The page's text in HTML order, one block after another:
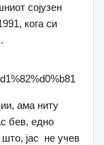
сојузен
кога си
ама ниту
бев, едно
јас не учев